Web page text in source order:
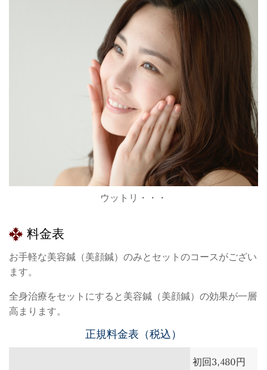
ウットリ・・・
料金表
お手軽な美容鍼（美顔鍼）のみとセットのコースがござい
ます。
全身治療をセットにすると美容鍼（美顔鍼）の効果が一層
高まります。
正規料金表（税込）
初回3,480円